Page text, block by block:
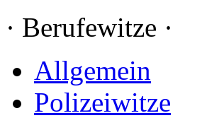
· Berufewitze ·
Allgemein
Polizeiwitze